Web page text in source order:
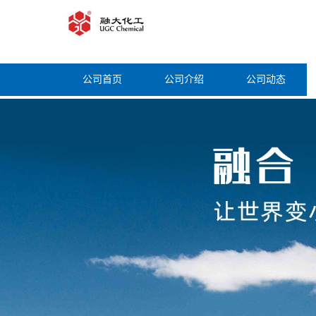
公司首页 公司介绍 公司动态